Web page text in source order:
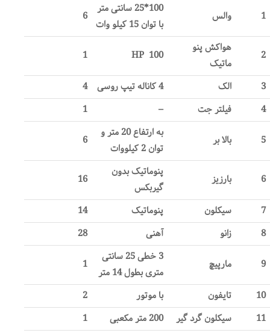
1 والس
100*25 سانتی متر
با توان 15 کیلو وات
6
2
هواکش پنو
ماتیک
HP 100
1
3
الک 4 کاناله تیپ روسی
4
4
فیلتر جت –
1
5
بالا بر
به ارتفاع 20 متر و
توان 2 کیلووات
6
6 بارزیز
پنوماتیک بدون
گیربکس
16
7
سیکلون پنوماتیک
14
8
زانو آهنی
28
9
مارپیچ
3 خطی 25 سانتی
متری بطول 14 متر
1
10
تایفون با موتور
2
11
سیکلون گرد گیر 200 متر مکعبی 1